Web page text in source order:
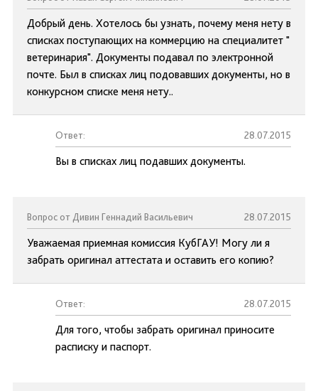
Добрый день. Хотелось бы узнать, почему меня нету в
списках поступающих на коммерцию на специалитет "
ветеринария". Документы подавал по электронной
почте. Был в списках лиц подовавших документы, но в
конкурсном списке меня нету..
Ответ: 28.07.2015
Вы в списках лиц подавших документы.
Вопрос от Дивин Геннадий Васильевич 28.07.2015
Уважаемая приемная комиссия КубГАУ! Могу ли я
забрать оригинал аттестата и оставить его копию?
Ответ: 28.07.2015
Для того, чтобы забрать оригинал приносите
расписку и паспорт.